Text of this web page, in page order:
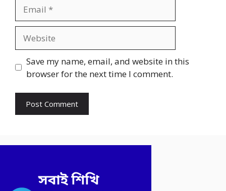
Save my name, email, and website in this
browser for the next time I comment.